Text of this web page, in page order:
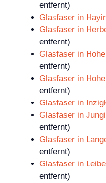
entfernt)
Glasfaser in
Glasfaser in
entfernt)
Glasfaser in
entfernt)
Glasfaser in
entfernt)
Glasfaser in
Glasfaser in
entfernt)
Glasfaser in
entfernt)
Glasfaser in
entfernt)